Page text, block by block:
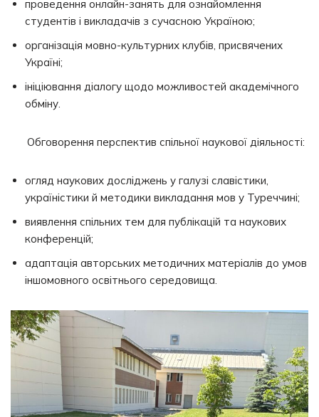
проведення онлайн-занять для ознайомлення
студентів і викладачів з сучасною Україною;
організація мовно-культурних клубів, присвячених
Україні;
ініціювання діалогу щодо можливостей академічного
обміну.
Обговорення перспектив спільної наукової діяльності:
огляд наукових досліджень у галузі славістики,
україністики й методики викладання мов у Туреччині;
виявлення спільних тем для публікацій та наукових
конференцій;
адаптація авторських методичних матеріалів до умов
іншомовного освітнього середовища.